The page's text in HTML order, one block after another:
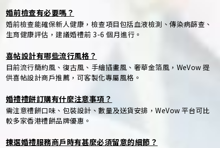
婚前檢查有必要嗎？
婚前檢查能確保新人健康，檢查項目包括血液檢測、傳染病篩查、
生育健康評估，建議婚禮前 3-6 個月進行。
喜帖設計有哪些流行風格？
目前流行簡約風、復古風、手繪插畫風、奢華金箔風，WeVow 提
供喜帖設計商戶推薦，可客製化專屬風格。
婚禮禮餅訂購有什麼注意事項？
需注意禮餅口味、包裝設計、數量及送貨安排，WeVow 平台可比
較多家香港禮餅品牌優惠。
揀選婚禮服務商戶時有甚麼必須留意的細節？